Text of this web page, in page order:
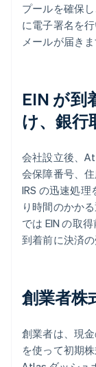
プールを確保
に電子署名を
メールが届きま
EIN が到
け、銀行
会社設立後、
会保障番号、
IRS の迅速処
り時間のかか
では EIN の取
到着前に決済
創業者株
創業者は、現
を使って初期